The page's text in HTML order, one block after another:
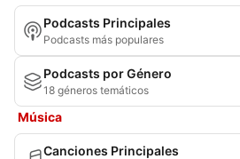
Podcasts Principales
Podcasts más populares
Podcasts por Género
18 géneros temáticos
Música
Canciones Principales